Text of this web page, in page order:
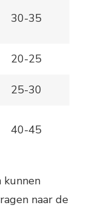
30-35
20-25
25-30
40-45
kunnen
naar de